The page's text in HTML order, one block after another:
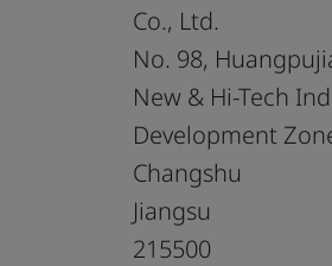
Co., Ltd.
No. 98,
New & Hi-Tech
Development
Changshu
Jiangsu
215500